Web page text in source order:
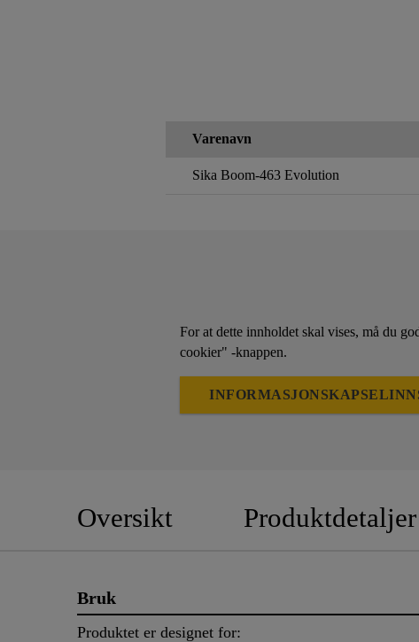
Varenavn
Sika Boom-463 Evolution
For at dette innholdet skal vises, må du
cookier" -knappen.
Oversikt Produktdetaljer
Bruk
Produktet er designet for: